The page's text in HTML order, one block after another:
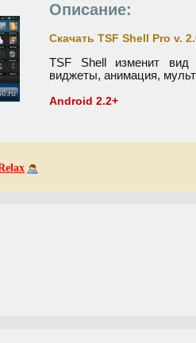
Описание:
Скачать TSF Shell Pro v.
TSF Shell изменит вид
виджеты, анимация,
Android 2.2+